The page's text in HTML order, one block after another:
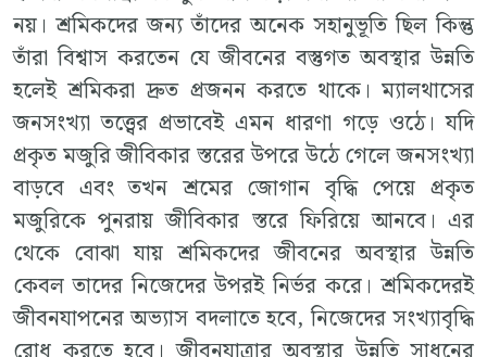
নয়। শ্রমিকদের জন্য তাঁদের অনেক সহানুভূতি ছিল কিন্তু
তাঁরা বিশ্বাস করতেন যে জীবনের বস্তুগত অবস্থার উন্নতি
হলেই শ্রমিকরা দ্রুত প্রজনন করতে থাকে। ম্যালথাসের
জনসংখ্যা তত্ত্বের প্রভাবেই এমন ধারণা গড়ে ওঠে। যদি
প্রকৃত মজুরি জীবিকার স্তরের উপরে উঠে গেলে জনসংখ্যা
বাড়বে এবং তখন শ্রমের জোগান বৃদ্ধি পেয়ে প্রকৃত
মজুরিকে পুনরায় জীবিকার স্তরে ফিরিয়ে আনবে। এর
থেকে বোঝা যায় শ্রমিকদের জীবনের অবস্থার উন্নতি
কেবল তাদের নিজেদের উপরই নির্ভর করে। শ্রমিকদেরই
জীবনযাপনের অভ্যাস বদলাতে হবে, নিজেদের সংখ্যাবৃদ্ধি